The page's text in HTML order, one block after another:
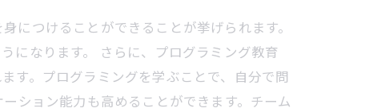
につけることができることが挙げられます。
になります。 さらに、プログラミング教育
す。プログラミングを学ぶことで、自分で問
ション能力も高めることができます。チーム